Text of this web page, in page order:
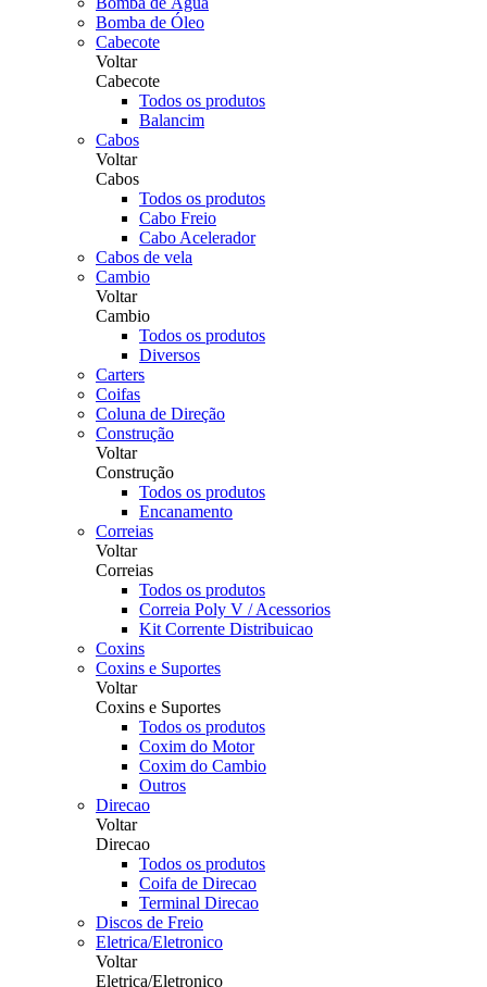
Bomba de Óleo
Cabecote
Voltar
Cabecote
Todos os produtos
Balancim
Cabos
Voltar
Cabos
Todos os produtos
Cabo Freio
Cabo Acelerador
Cabos de vela
Cambio
Voltar
Cambio
Todos os produtos
Diversos
Carters
Coifas
Coluna de Direção
Construção
Voltar
Construção
Todos os produtos
Encanamento
Correias
Voltar
Correias
Todos os produtos
Correia Poly V / Acessorios
Kit Corrente Distribuicao
Coxins
Coxins e Suportes
Voltar
Coxins e Suportes
Todos os produtos
Coxim do Motor
Coxim do Cambio
Outros
Direcao
Voltar
Direcao
Todos os produtos
Coifa de Direcao
Terminal Direcao
Discos de Freio
Eletrica/Eletronico
Voltar
Eletrica/Eletronico